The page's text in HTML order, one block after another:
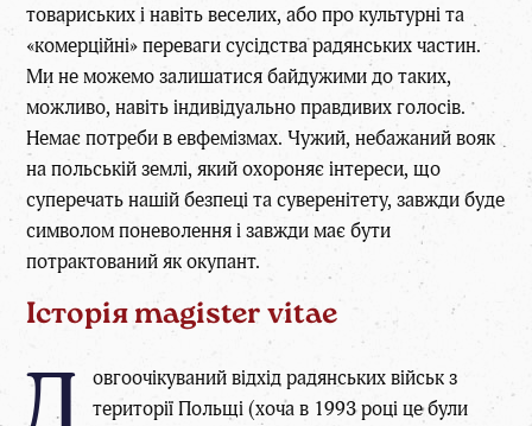
товариських і навіть веселих, або про культурні та
«комерційні» переваги сусідства радянських частин.
Ми не можемо залишатися байдужими до таких,
можливо, навіть індивідуально правдивих голосів.
Немає потреби в евфемізмах. Чужий, небажаний вояк
на польській землі, який охороняє інтереси, що
суперечать нашій безпеці та суверенітету, завжди буде
символом поневолення і завжди має бути
потрактований як окупант.
Історія magister vitae
овгоочікуваний відхід радянських військ з
території Польщі (хоча в 1993 році це були